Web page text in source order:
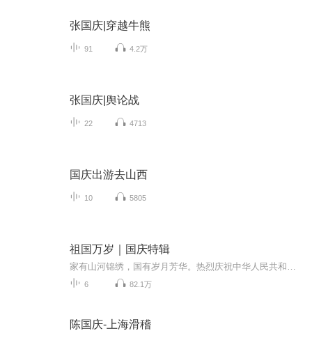
张国庆|穿越牛熊
91 4.2万
张国庆|舆论战
22 4713
国庆出游去山西
10 5805
祖国万岁｜国庆特辑
6 82.1万
陈国庆-上海滑稽